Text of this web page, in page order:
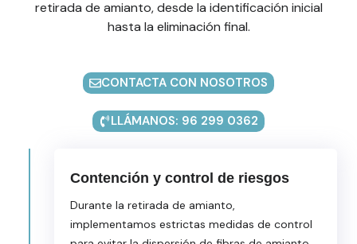
retirada de amianto, desde la identificación inicial
hasta la eliminación final.
CONTACTA CON NOSOTROS
LLÁMANOS: 96 299 0362
Contención y control de riesgos
Durante la retirada de amianto,
implementamos estrictas medidas de control